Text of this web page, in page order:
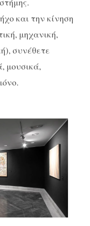
και την κίνηση
μηχανική,
συνέθετε
μουσικά,